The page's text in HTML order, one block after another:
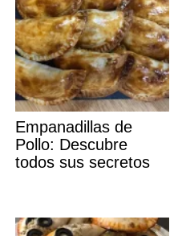
Empanadillas de
Pollo: Descubre
todos sus secretos